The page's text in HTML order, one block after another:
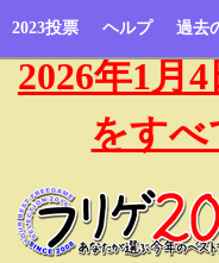
2023投票 ヘルプ 過去
2026年1月
をす